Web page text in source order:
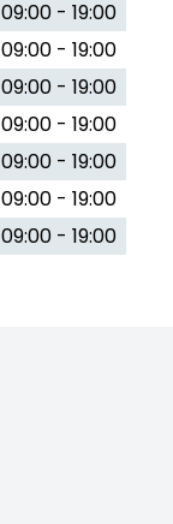
09:00 - 19:00
09:00 - 19:00
09:00 - 19:00
09:00 - 19:00
09:00 - 19:00
09:00 - 19:00
09:00 - 19:00